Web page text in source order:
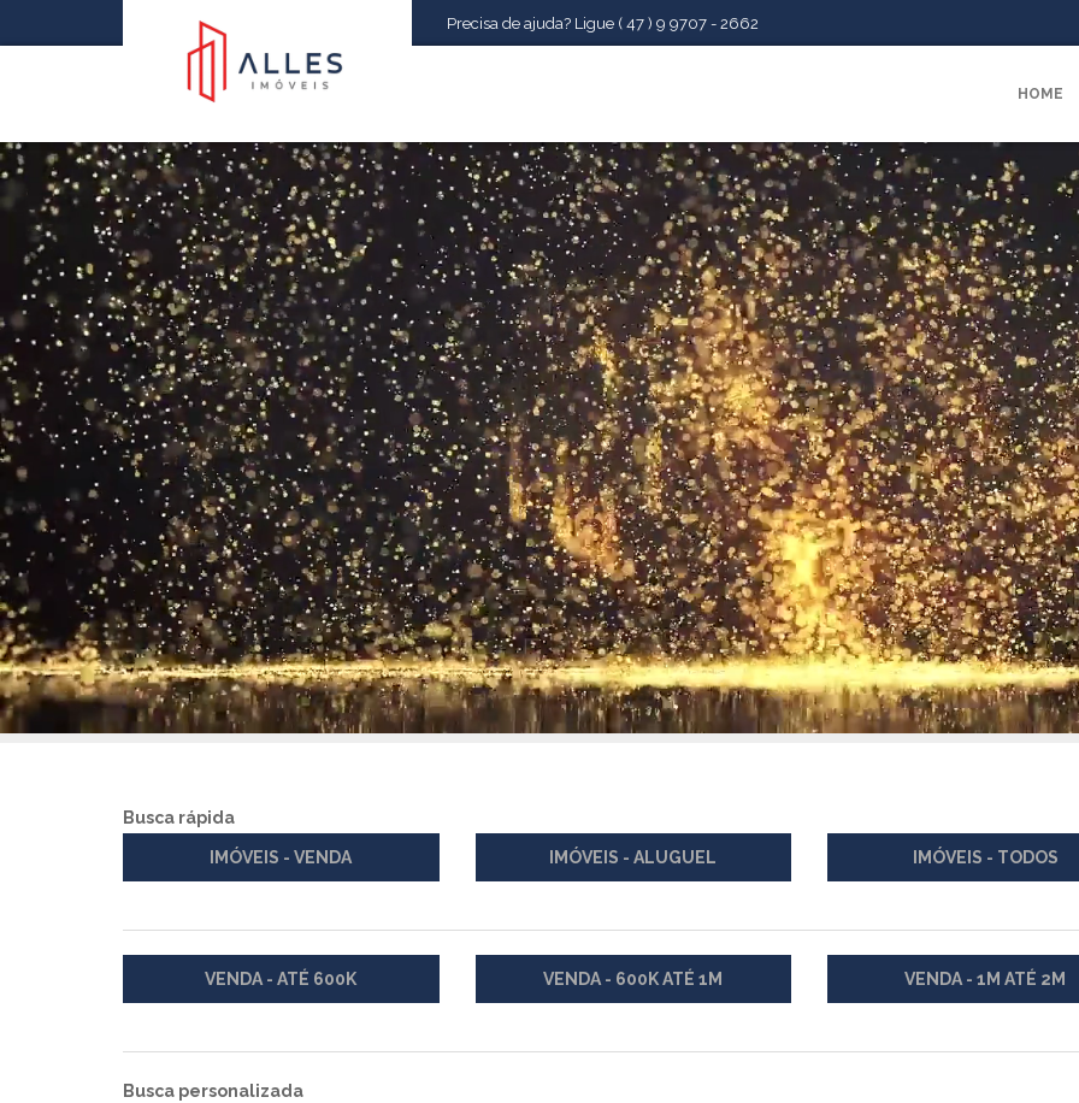
Precisa de ajuda? Ligue ( 47 ) 9 9707 - 2662
HOME
Busca rápida
IMÓVEIS - VENDA IMÓVEIS - ALUGUEL IMÓVEIS - TODOS
VENDA - ATÉ 600K VENDA - 600K ATÉ 1M VENDA - 1M ATÉ 2M
Busca personalizada